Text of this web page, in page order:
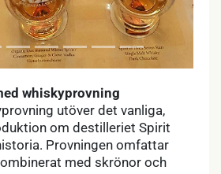
whiskyprovning
utöver det vanliga,
om destilleriet Spirit
Provningen omfattar
med skrönor och